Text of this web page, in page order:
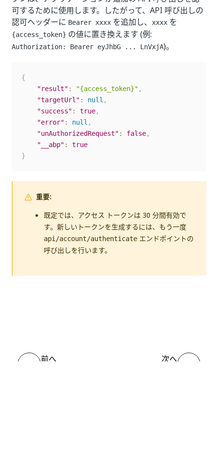
可するために使用します。したがって、API 呼び出しの
認可ヘッダーに Bearer xxxx を追加し、 xxxx を
{access_token} の値に置き換えます (例:
Authorization: Bearer eyJhbG ... LnVxjA)。
{
"result" : "{access_token}" ,
"targetUrl" : null ,
"success" : true,
"error" : null ,
"unAuthorizedRequest" : false,
"__abp" :
true
}
重要:
既定では、アクセス トークンは 30 分間有効で
す。新しいトークンを生成するには、もう一度
api/account/authenticate エンドポイントの
呼び出しを行います。
前へ
次へ